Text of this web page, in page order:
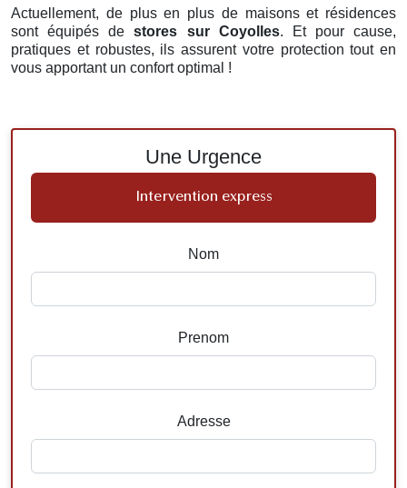
Actuellement, de plus en plus de maisons et résidences
sont équipés destores sur Coyolles. Et pour cause,
pratiques et robustes, ils assurent votre protection tout en
vous apportant un confort optimal !
Une Urgence
Intervention express
Nom
Prenom
Adresse